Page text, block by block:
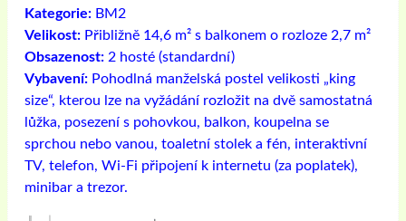
Kategorie: BM2
Velikost: Přibližně 14,6 m² s balkonem o rozloze 2,7 m²
Obsazenost: 2 hosté (standardní)
Vybavení: Pohodlná manželská postel velikosti „king
size“, kterou lze na vyžádání rozložit na dvě samostatná
lůžka, posezení s pohovkou, balkon, koupelna se
sprchou nebo vanou, toaletní stolek a fén, interaktivní
TV, telefon, Wi-Fi připojení k internetu (za poplatek),
minibar a trezor.